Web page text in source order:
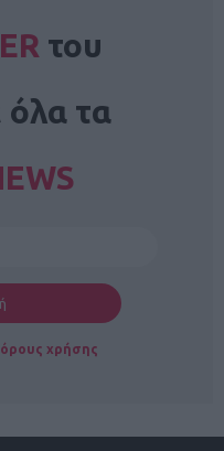
του
όλα τα
όρους χρήσης